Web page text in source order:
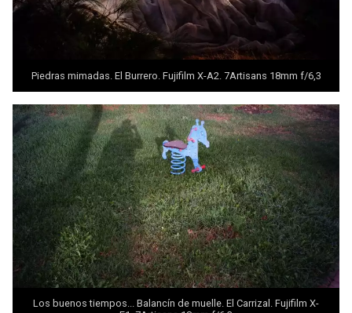
Piedras mimadas. El Burrero. Fujifilm X-A2. 7Artisans 18mm f/6,3
Los buenos tiempos... Balancín de muelle. El Carrizal. Fujifilm X-